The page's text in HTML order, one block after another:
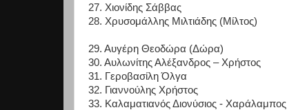
27. Χιονίδης Σάββας
28. Χρυσομάλλης Μιλτιάδης (Μίλτος)
29. Αυγέρη Θεοδώρα (Δώρα)
30. Αυλωνίτης Αλέξανδρος – Χρήστος
31. Γεροβασίλη Όλγα
32. Γιαννούλης Χρήστος
33. Καλαματιανός Διονύσιος - Χαράλαμπος